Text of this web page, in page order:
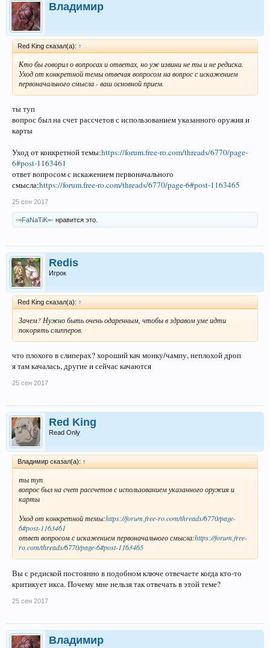
Владимир
Red King сказал(а): ↑
Кто бы говорил о вопросах и ответах, но уж извини не ты и не редиска.
Уход от конкретной темы отвечая вопросом на вопрос с искажением
первоначального смысла - ваш основной прием.
ты туп
вопрос был на счет рассчетов с использованием указанного оружия и
карты
Уход от конкретной темы:https://forum.free-ro.com/threads/6770/page-
6#post-1163461
ответ вопросом с искажением первоначального
смысла:https://forum.free-ro.com/threads/6770/page-6#post-1163465
25 сен 2017
-=FaNaTiK=- нравится это.
Redis
Игрок
Red King сказал(а): ↑
Зачем? Нужно быть очень одаренным, чтобы в здравом уме идти
покорять слипперов.
что плохого в слиперах? хороший кач монку/чампу, неплохой дроп
я там качалась, другие и сейчас качаются
25 сен 2017
Red King
Read Only
Владимир сказал(а): ↑
ты туп
вопрос был на счет рассчетов с использованием указанного оружия и
карты
Уход от конкретной темы:https://forum.free-ro.com/threads/6770/page-
6#post-1163461
ответ вопросом с искажением первоначального смысла:https://forum.free-
ro.com/threads/6770/page-6#post-1163465
Вы с редиской постоянно в подобном ключе отвечаете когда кто-то
критикует икса. Почему мне нельзя так отвечать в этой теме?
25 сен 2017
Владимир